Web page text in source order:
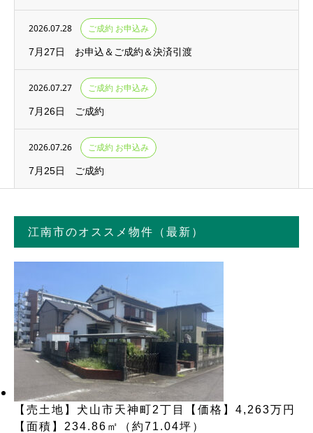
2026.07.28 ご成約 お申込み
7月27日 お申込＆ご成約＆決済引渡
2026.07.27 ご成約 お申込み
7月26日 ご成約
2026.07.26 ご成約 お申込み
7月25日 ご成約
江南市のオススメ物件（最新）
【売土地】犬山市天神町2丁目【価格】4,263万円
【面積】234.86㎡（約71.04坪）